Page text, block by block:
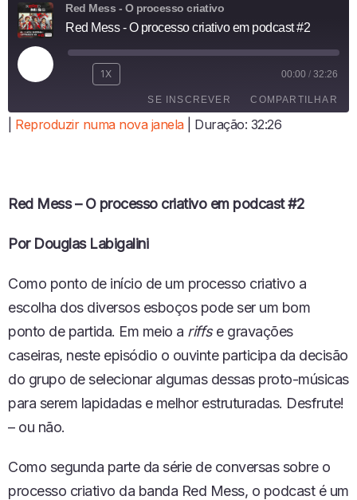
Red Mess - O processo criativo
Red Mess - O processo criativo em podcast #2
E
P
S
D
I
1X 00:00 / 32:26
SE INSCREVER COMPARTILHAR
INCORPO
Reproduzir numa nova janela| Duração: 32:26
Red Mess – O processo criativo em podcast #2
Por Douglas Labigalini
Como ponto de início de um processo criativo a
escolha dos diversos esboços pode ser um bom
ponto de partida. Em meio a riffse gravações
caseiras, neste episódio o ouvinte participa da decisão
do grupo de selecionar algumas dessas proto-músicas
para serem lapidadas e melhor estruturadas. Desfrute!
– ou não.
Como segunda parte da série de conversas sobre o
processo criativo da banda Red Mess, o podcast é um